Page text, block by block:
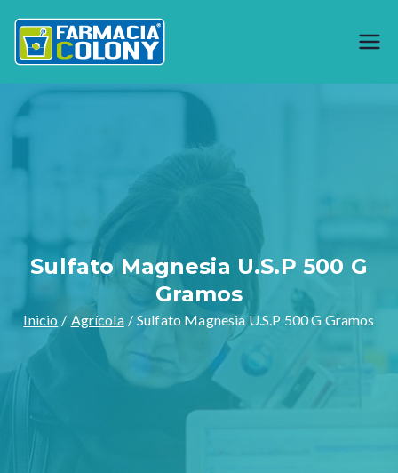
contenido
Colony
Generando bienestar desde 1944,
formulas magistrales y venta de
naturales, garantizamos calidad en
nuestros productos y servicios.
Sulfato Magnesia U.S.P 500 G
Gramos
Inicio Agrícola Sulfato Magnesia U.S.P 500 G Gramos